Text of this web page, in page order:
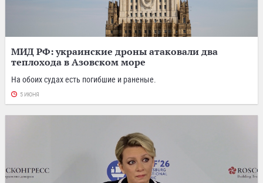
МИД РФ: украинские дроны атаковали два
теплохода в Азовском море
На обоих судах есть погибшие и раненые.
5 ИЮНЯ